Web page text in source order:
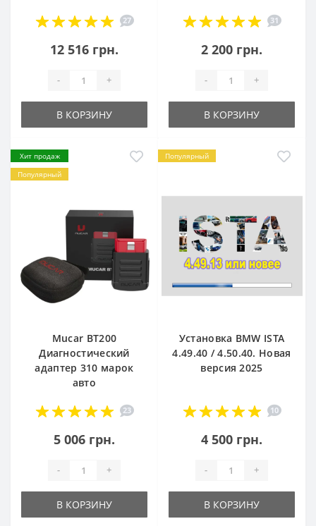
27
12 516 грн.
- +
В КОРЗИНУ
31
2 200 грн.
- +
В КОРЗИНУ
Хит продаж
Популярный
Mucar BT200
Диагностический
адаптер 310 марок
авто
23
5 006 грн.
- +
В КОРЗИНУ
Популярный
Установка BMW ISTA
4.49.40 / 4.50.40. Новая
версия 2025
10
4 500 грн.
- +
В КОРЗИНУ